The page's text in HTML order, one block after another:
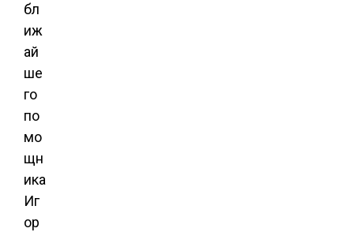
бл
иж
ай
ше
го
по
мо
щн
ика
Иг
ор